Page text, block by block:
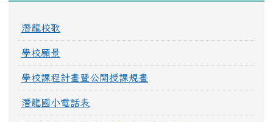
潛龍校歌
學校願景
學校課程計畫暨公開授課規畫
潛龍國小電話表